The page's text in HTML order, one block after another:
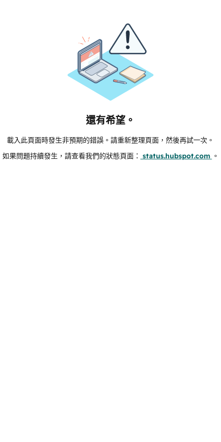
還有希望。
載入此頁面時發生非預期的錯誤。請重新整理頁面，然後再試一次。
如果問題持續發生，請查看我們的狀態頁面： status.hubspot.com 。